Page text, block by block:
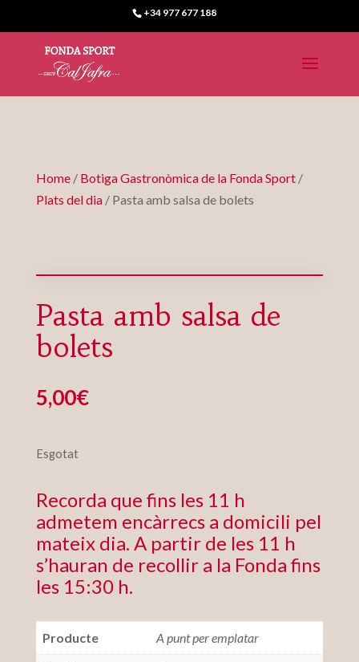
+34 977 677 188
Home/ Botiga Gastronòmica de la Fonda Sport/
Plats del dia/ Pasta amb salsa de bolets
Pasta amb salsa de
bolets
5,00€
Esgotat
Recorda que fins les 11 h
admetem encàrrecs a domicili pel
mateix dia. A partir de les 11 h
s’hauran de recollir a la Fonda fins
les 15:30 h.
Producte A punt per emplatar